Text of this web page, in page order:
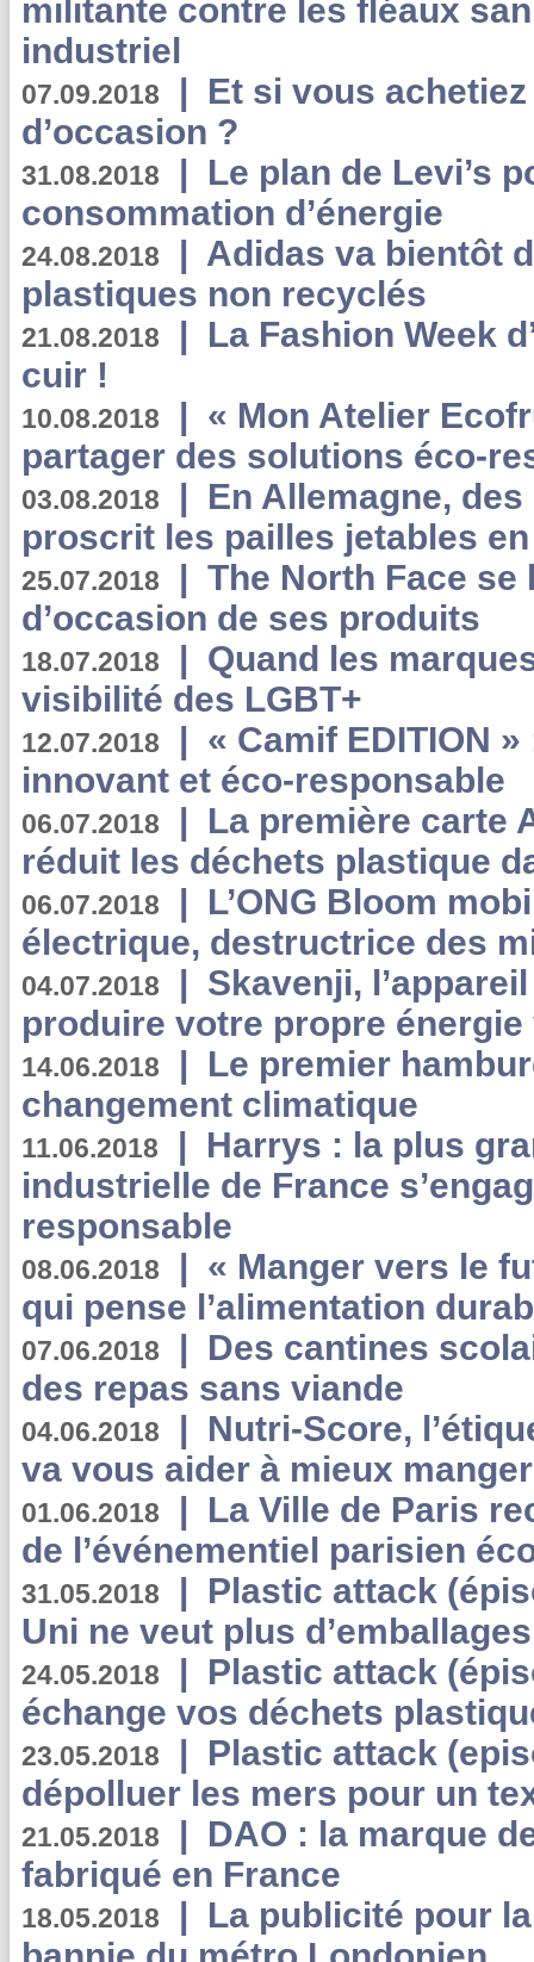
militante contre les fléaux
industriel
07.09.2018 | Et si vous
d’occasion ?
31.08.2018 | Le plan de Levi’s
consommation d’énergie
24.08.2018 | Adidas va bientôt
plastiques non recyclés
21.08.2018 | La Fashion Week
cuir !
10.08.2018 | « Mon Atelier
partager des solutions éco-
03.08.2018 | En Allemagne,
proscrit les pailles jetables
25.07.2018 | The North Face se
d’occasion de ses produits
18.07.2018 | Quand les
visibilité des LGBT+
12.07.2018 | « Camif EDITION
innovant et éco-responsable
06.07.2018 | La première carte
réduit les déchets plastique
06.07.2018 | L’ONG Bloom
électrique, destructrice des
04.07.2018 | Skavenji,
produire votre propre
14.06.2018 | Le premier
changement climatique
11.06.2018 | Harrys : la plus
industrielle de France
responsable
08.06.2018 | « Manger vers le
qui pense l’alimentation
07.06.2018 | Des cantines
des repas sans viande
04.06.2018 | Nutri-Score,
va vous aider à mieux
01.06.2018 | La Ville de Paris
de l’événementiel parisien
31.05.2018 | Plastic attack
Uni ne veut plus
24.05.2018 | Plastic attack
échange vos déchets
23.05.2018 | Plastic attack
dépolluer les mers pour un
21.05.2018 | DAO : la marque
fabriqué en France
18.05.2018 | La publicité pour